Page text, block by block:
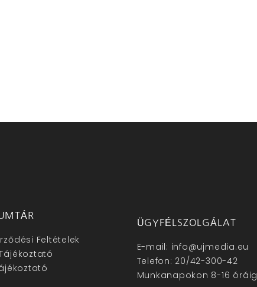
Feltételek
ÜGYFÉLSZOLGÁLAT
E-mail: info@ujmedia.eu
Telefon: 20/42-300-42
Munkanapokon 8-16 óráig